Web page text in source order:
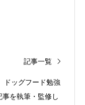
記事一覧
ドッグフード勉強
を執筆・監修し